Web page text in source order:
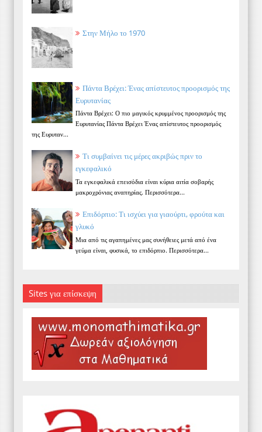
Στην Μήλο το 1970
Πάντα Βρέχει: Ένας απίστευτος προορισμός της
Ευρυτανίας
Πάντα Βρέχει: Ο πιο μαγικός κρυμμένος προορισμός της
Ευρυτανίας Πάντα Βρέχει Ένας απίστευτος προορισμός
της Ευρυταν...
Τι συμβαίνει τις μέρες ακριβώς πριν το
εγκεφαλικό
Τα εγκεφαλικά επεισόδια είναι κύρια αιτία σοβαρής
μακροχρόνιας αναπηρίας. Περισσότερα...
Επιδόρπιο: Τι ισχύει για γιαούρτι, φρούτα και
γλυκό
Μια από τις αγαπημένες μας συνήθειες μετά από ένα
γεύμα είναι, φυσικά, το επιδόρπιο. Περισσότερα...
Sites για επίσκεψη